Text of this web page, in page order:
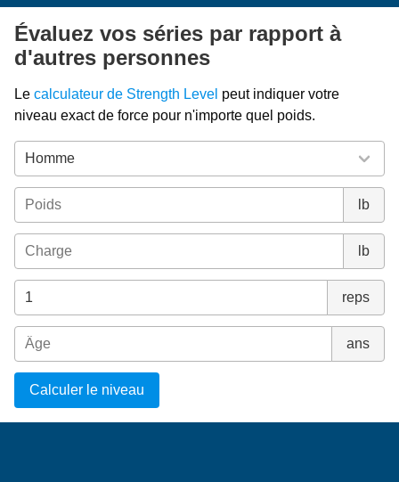
Évaluez vos séries par rapport à
d'autres personnes
Le calculateur de Strength Level peut indiquer votre
niveau exact de force pour n'importe quel poids.
lb
lb
reps
ans
Calculer le niveau